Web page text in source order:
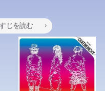
じを読む
人類滅亡まであと幾日
ければならなかったのか